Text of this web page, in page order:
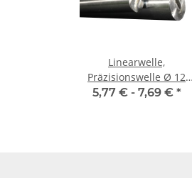
Linearwelle,
Präzisionswelle Ø 12
mm, 500 mm, gehärtet
5,77 € - 7,69 € *